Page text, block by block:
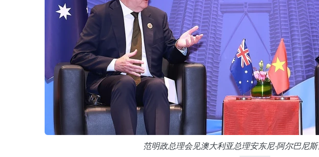
范明政总理会见澳大利亚总理安东尼·阿尔巴尼